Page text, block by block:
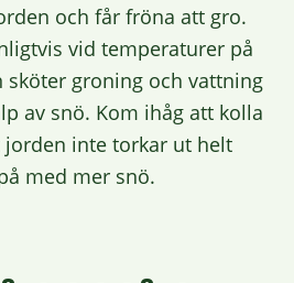
och får fröna att gro.
vid temperaturer på
sköter groning och vattning
av snö. Kom ihåg att kolla
inte torkar ut helt
med mer snö.